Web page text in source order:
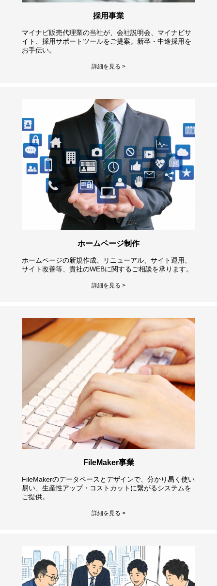
採用事業
マイナビ販売代理業の当社が、会社説明会、マイナビサ
イト、採用サポートツールをご提案。新卒・中途採用を
お手伝い。
詳細を見る >
ホームページ制作
ホームページの新規作成、リニューアル、サイト運用、
サイト改善等、貴社のWEBに関するご相談を承ります。
詳細を見る >
FileMaker事業
FileMakerのデータベースとデザインで、分かり易く使い
易い、生産性アップ・コストカットに繋がるシステムを
ご提供。
詳細を見る >